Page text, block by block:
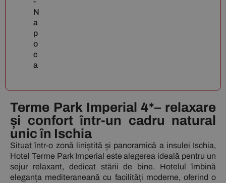
Terme Park Imperial 4*– relaxare
și confort într-un cadru natural
unic în Ischia
Situat într-o zonă liniștită și panoramică a insulei Ischia,
Hotel Terme Park Imperial este alegerea ideală pentru un
sejur relaxant, dedicat stării de bine. Hotelul îmbină
eleganța mediteraneană cu facilități moderne, oferind o
N
a
p
o
c
a